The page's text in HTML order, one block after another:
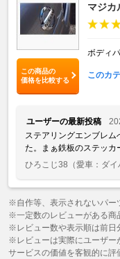
この商品の
価格を比較する
マジカ
ボディ
このカ
ユーザーの最新投稿
ステアリングエンブレ
た。まぁ鉄板のステッカ
ひろこじ38 （愛車：ダ
※自作等、表示されないパー
※一定数のレビューがある商
※レビュー数や表示順は前日
※レビューは実際にユーザー
サービスの価値を客観的に